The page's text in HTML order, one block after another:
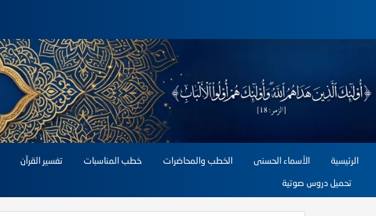
الرئيسية الأسماء الحسنى الخطب والمحاضرات خطب المناسبات تفسير القرآن
تحميل دروس صوتية